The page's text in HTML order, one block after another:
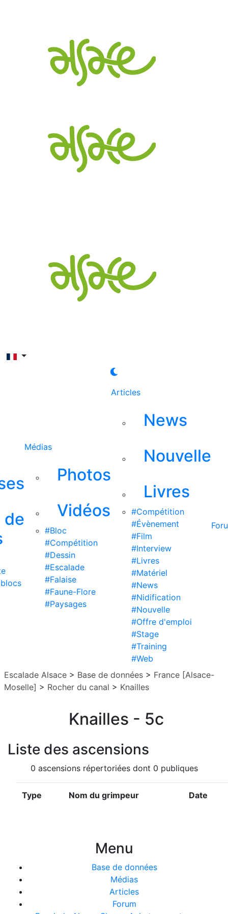
de
Médias
Photos
Vidéos
#Bloc
#Compétition
#Dessin
#Escalade
#Falaise
#Faune-Flore
#Paysages
Articles
News
Nouvelle
Livres
#Compétition
#Évènement
#Film
#Interview
#Livres
#Matériel
#News
#Nidification
#Nouvelle
#Offre d'emploi
#Stage
#Training
#Web
Escalade Alsace > Base de données > France [Alsace-
Moselle] > Rocher du canal > Knailles
Knailles - 5c
Liste des ascensions
0 ascensions répertoriées dont 0 publiques
Type Nom du grimpeur Date
Menu
Base de données
Médias
Articles
Forum